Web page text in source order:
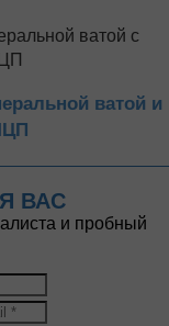
ватой и
ВАС
и пробный